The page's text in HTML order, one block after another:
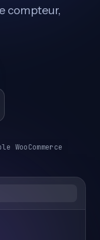
compteur,
WooCommerce